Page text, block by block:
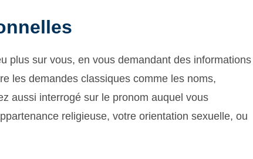
plus sur vous, en vous demandant des informations
les demandes classiques comme les noms,
aussi interrogé sur le pronom auquel vous
religieuse, votre orientation sexuelle, ou